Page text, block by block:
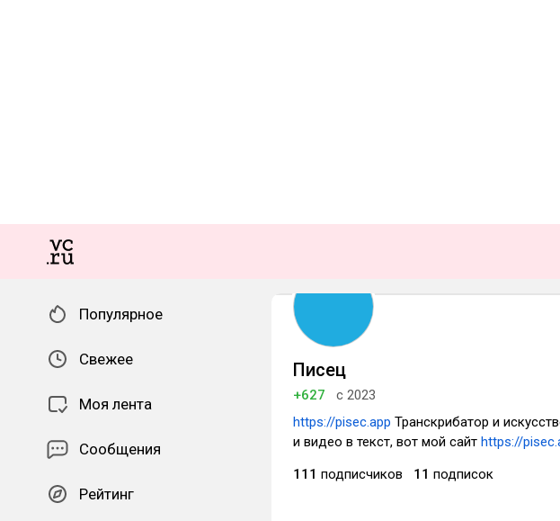
Популярное
Свежее
Моя лента
Сообщения
Рейтинг
Писец
+627
с 2023
https://pisec.app Транскрибатор и
и видео в текст, вот мой сайт https://
111 подписчиков 11 подписок